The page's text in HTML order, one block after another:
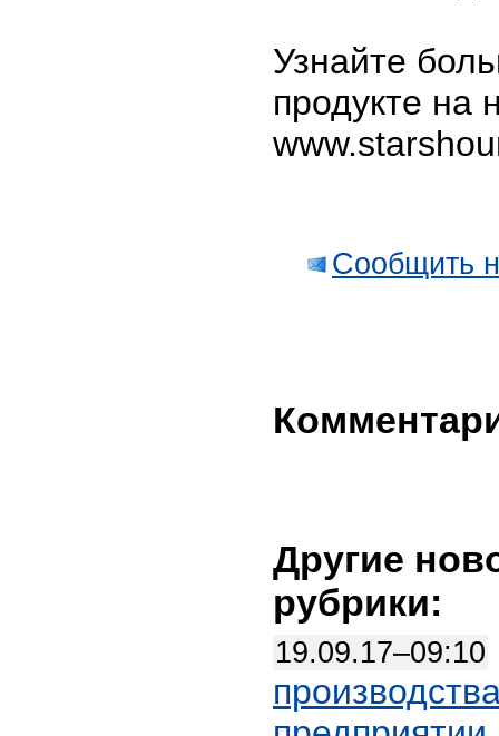
Узнайте
продукте на
Сообщить
Другие
рубрики:
19.09.17–09:10